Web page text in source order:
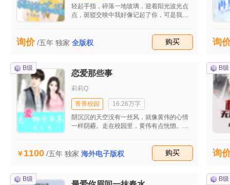
一起恶意伤害事件，许要强直接成为了受害
者！
轻起手指，碎落一地玻璃，迎着阳光波光点
点，斑驳交映中我好像记起了你，可是我是
询价 /五年 独家 全版权 购买 询
B级
恋爱那些事
莉莉Q
菁菁校园
16.26万字
阴沉沉的天空没有一丝风，就像黄伟的心情
一样阴霾。走在校园里，黄伟有点恍惚。真
里出现。有时候，就算是欺骗着自己，也总
比就这样知道真相的强。 可是一切都晚了，
相信也只不过是自欺欺人罢了！ 自己一直都
1100 /五年 独家 海外电子版权 购买
B级
询
B级 B级